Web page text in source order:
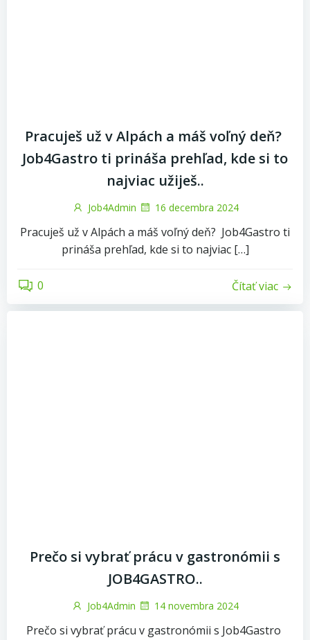
Pracuješ už v Alpách a máš voľný deň?
Job4Gastro ti prináša prehľad, kde si to
najviac užiješ..
Job4Admin 16 decembra 2024
Pracuješ už v Alpách a máš voľný deň? Job4Gastro ti
prináša prehľad, kde si to najviac […]
0 Čítať viac
Prečo si vybrať prácu v gastronómii s
JOB4GASTRO..
Job4Admin 14 novembra 2024
Prečo si vybrať prácu v gastronómii s Job4Gastro